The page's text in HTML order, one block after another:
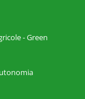
- Green